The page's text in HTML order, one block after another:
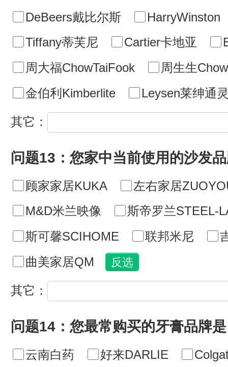
DeBeers戴比尔斯
HarryWinston
Tiffany蒂芙尼
Cartier卡地亚
周大福ChowTaiFook
周生生
金伯利Kimberlite
Leysen莱绅通
其它：
问题13：您家中当前使用的沙发
顾家家居KUKA
左右家居
M&D米兰映像
斯帝罗兰STEEL-
斯可馨SCIHOME
联邦米尼
曲美家居QM
其它：
问题14：您最常购买的牙膏品牌
云南白药 好来DARLIE